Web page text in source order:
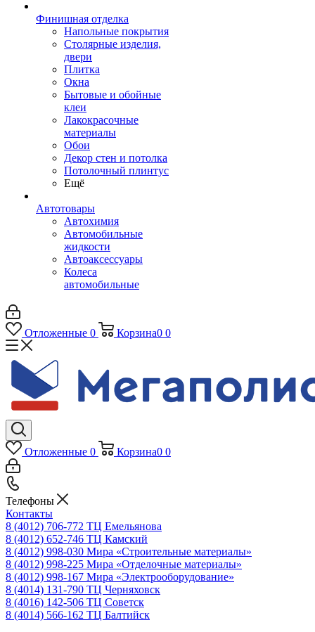
Финишная отделка
Напольные покрытия
Столярные изделия,
двери
Плитка
Окна
Бытовые и обойные
клеи
Лакокрасочные
материалы
Обои
Декор стен и потолка
Потолочный плинтус
Ещё
Автотовары
Автохимия
Автомобильные
жидкости
Автоаксессуары
Колеса
автомобильные
Отложенные 0 Корзина0 0
Отложенные 0 Корзина0 0
Телефоны
Контакты
8 (4012) 706-772 ТЦ Емельянова
8 (4012) 652-746 ТЦ Камский
8 (4012) 998-030 Мира «Строительные материалы»
8 (4012) 998-225 Мира «Отделочные материалы»
8 (4012) 998-167 Мира «Электрооборудование»
8 (4014) 131-790 ТЦ Черняховск
8 (4016) 142-506 ТЦ Советск
8 (4014) 566-162 ТЦ Балтийск